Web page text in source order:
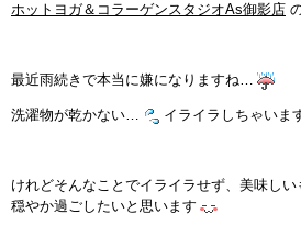
ホットヨガ＆コラーゲンスタジオAs御影店
最近雨続きで本当に嫌になりますね…
洗濯物が乾かない… イライラしちゃいま
けれどそんなことでイライラせず、美味し
穏やか過ごしたいと思います
お客様